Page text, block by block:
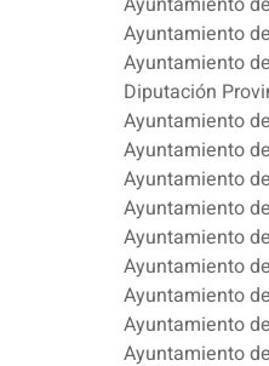
Ayuntamiento
Ayuntamiento
Diputación
Ayuntamiento
Ayuntamiento
Ayuntamiento
Ayuntamiento
Ayuntamiento
Ayuntamiento
Ayuntamiento
Ayuntamiento
Ayuntamiento